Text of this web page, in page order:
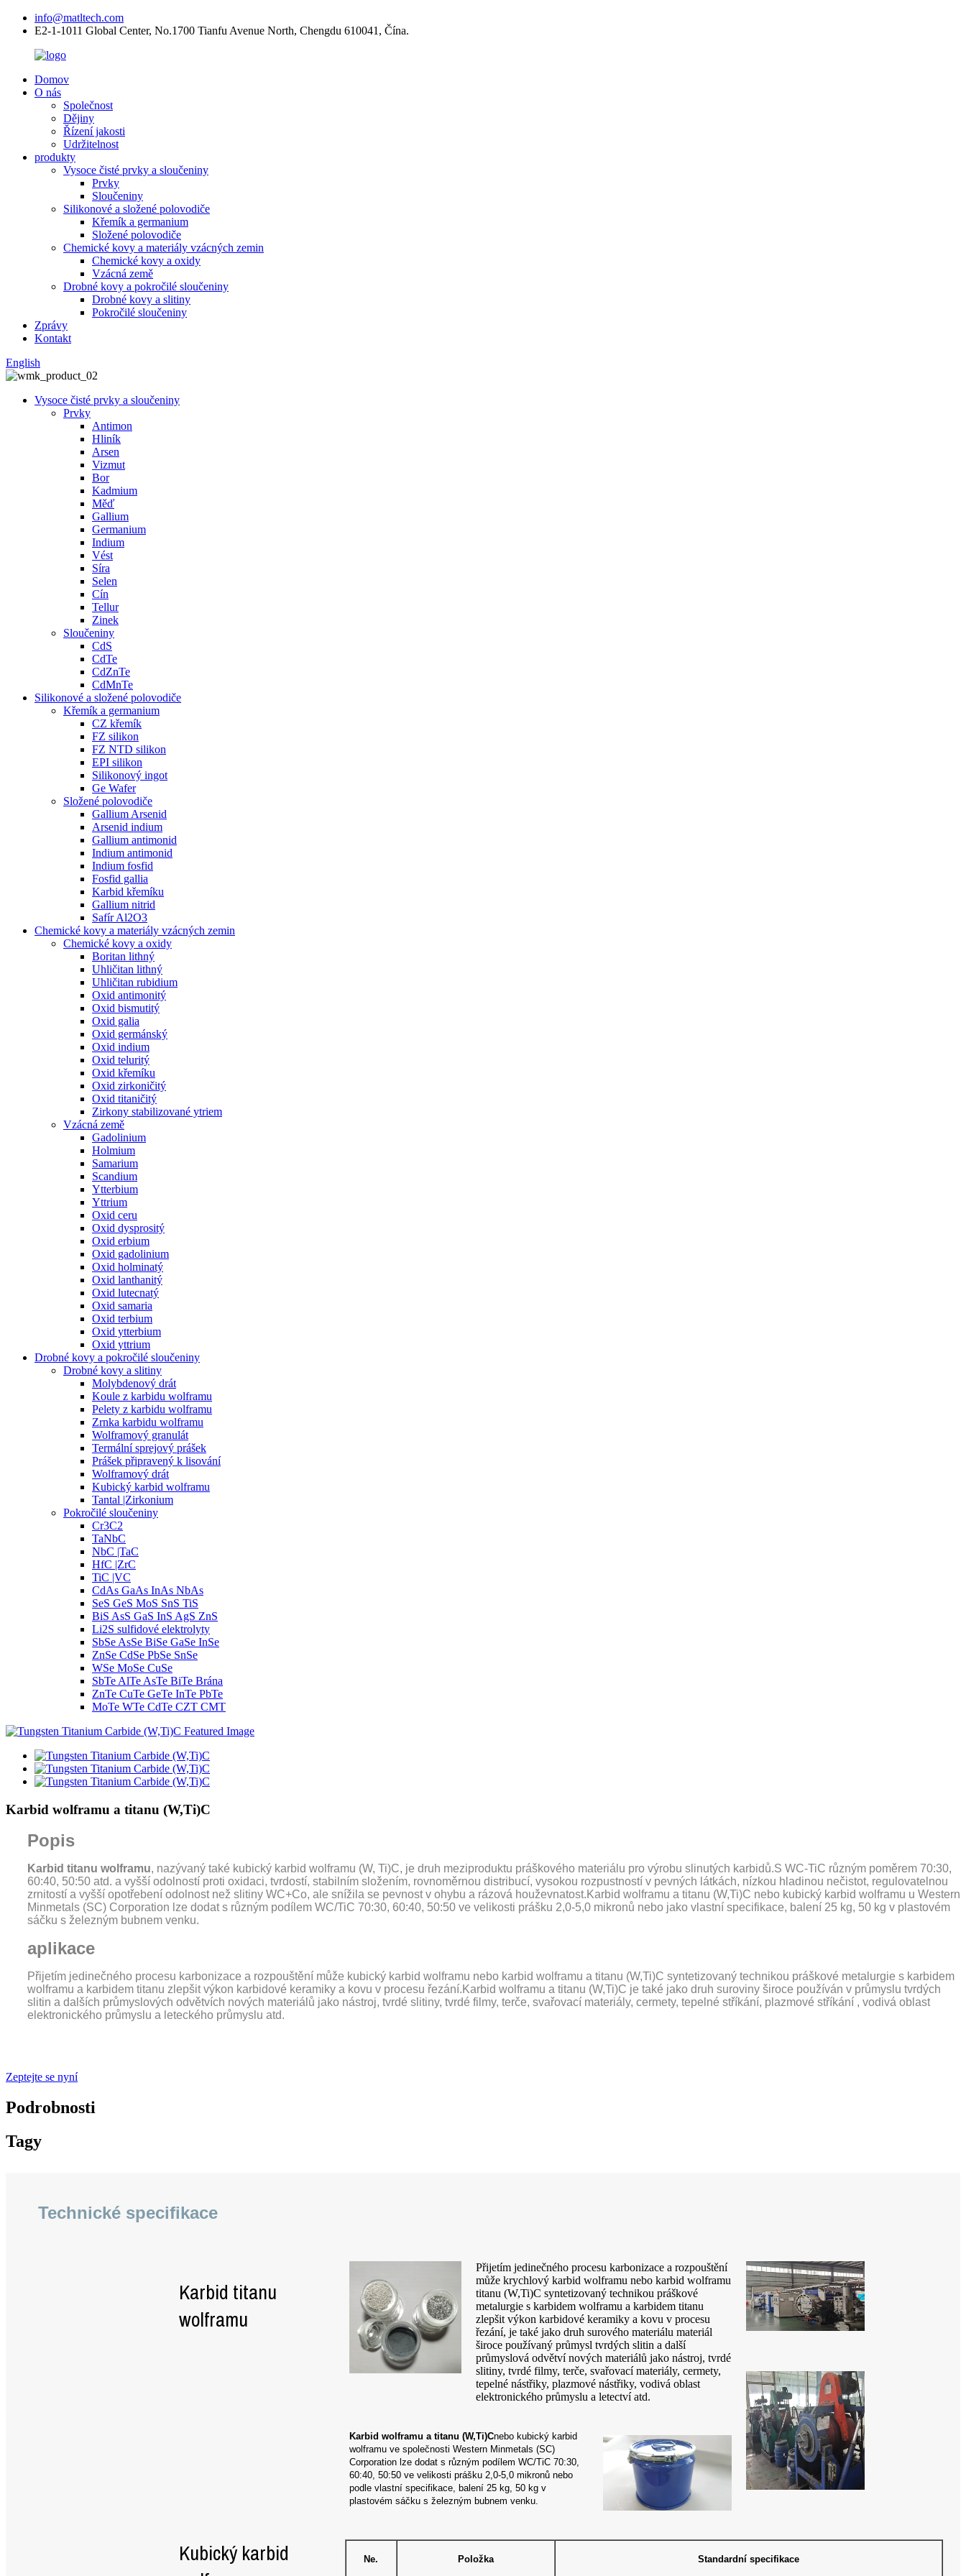
info@matltech.com
E2-1-1011 Global Center, No.1700 Tianfu Avenue North, Chengdu 610041, Čína.
Domov
O nás
Společnost
Dějiny
Řízení jakosti
Udržitelnost
produkty
Vysoce čisté prvky a sloučeniny
Prvky
Sloučeniny
Silikonové a složené polovodiče
Křemík a germanium
Složené polovodiče
Chemické kovy a materiály vzácných zemin
Chemické kovy a oxidy
Vzácná země
Drobné kovy a pokročilé sloučeniny
Drobné kovy a slitiny
Pokročilé sloučeniny
Zprávy
Kontakt
English
Vysoce čisté prvky a sloučeniny
Prvky
Antimon
Hliník
Arsen
Vizmut
Bor
Kadmium
Měď
Gallium
Germanium
Indium
Vést
Síra
Selen
Cín
Tellur
Zinek
Sloučeniny
CdS
CdTe
CdZnTe
CdMnTe
Silikonové a složené polovodiče
Křemík a germanium
CZ křemík
FZ silikon
FZ NTD silikon
EPI silikon
Silikonový ingot
Ge Wafer
Složené polovodiče
Gallium Arsenid
Arsenid indium
Gallium antimonid
Indium antimonid
Indium fosfid
Fosfid gallia
Karbid křemíku
Gallium nitrid
Safír Al2O3
Chemické kovy a materiály vzácných zemin
Chemické kovy a oxidy
Boritan lithný
Uhličitan lithný
Uhličitan rubidium
Oxid antimonitý
Oxid bismutitý
Oxid galia
Oxid germánský
Oxid indium
Oxid teluritý
Oxid křemíku
Oxid zirkoničitý
Oxid titaničitý
Zirkony stabilizované ytriem
Vzácná země
Gadolinium
Holmium
Samarium
Scandium
Ytterbium
Yttrium
Oxid ceru
Oxid dysprositý
Oxid erbium
Oxid gadolinium
Oxid holminatý
Oxid lanthanitý
Oxid lutecnatý
Oxid samaria
Oxid terbium
Oxid ytterbium
Oxid yttrium
Drobné kovy a pokročilé sloučeniny
Drobné kovy a slitiny
Molybdenový drát
Koule z karbidu wolframu
Pelety z karbidu wolframu
Zrnka karbidu wolframu
Wolframový granulát
Termální sprejový prášek
Prášek připravený k lisování
Wolframový drát
Kubický karbid wolframu
Tantal |Zirkonium
Pokročilé sloučeniny
Cr3C2
TaNbC
NbC |TaC
HfC |ZrC
TiC |VC
CdAs GaAs InAs NbAs
SeS GeS MoS SnS TiS
BiS AsS GaS InS AgS ZnS
Li2S sulfidové elektrolyty
SbSe AsSe BiSe GaSe InSe
ZnSe CdSe PbSe SnSe
WSe MoSe CuSe
SbTe AlTe AsTe BiTe Brána
ZnTe CuTe GeTe InTe PbTe
MoTe WTe CdTe CZT CMT
Karbid wolframu a titanu (W,Ti)C
Popis
Karbid titanu wolframu, nazývaný také kubický karbid wolframu (W, Ti)C, je druh meziproduktu práškového materiálu pro výrobu slinutých karbidů.S WC-TiC různým poměrem 70:30,
60:40, 50:50 atd. a vyšší odolností proti oxidaci, tvrdostí, stabilním složením, rovnoměrnou distribucí, vysokou rozpustností v pevných látkách, nízkou hladinou nečistot, regulovatelnou
zrnitostí a vyšší opotřebení odolnost než slitiny WC+Co, ale snížila se pevnost v ohybu a rázová houževnatost.Karbid wolframu a titanu (W,Ti)C nebo kubický karbid wolframu u Western
Minmetals (SC) Corporation lze dodat s různým podílem WC/TiC 70:30, 60:40, 50:50 ve velikosti prášku 2,0-5,0 mikronů nebo jako vlastní specifikace, balení 25 kg, 50 kg v plastovém
sáčku s železným bubnem venku.
aplikace
Přijetím jedinečného procesu karbonizace a rozpouštění může kubický karbid wolframu nebo karbid wolframu a titanu (W,Ti)C syntetizovaný technikou práškové metalurgie s karbidem
wolframu a karbidem titanu zlepšit výkon karbidové keramiky a kovu v procesu řezání.Karbid wolframu a titanu (W,Ti)C je také jako druh suroviny široce používán v průmyslu tvrdých
slitin a dalších průmyslových odvětvích nových materiálů jako nástroj, tvrdé slitiny, tvrdé filmy, terče, svařovací materiály, cermety, tepelné stříkání, plazmové stříkání , vodivá oblast
elektronického průmyslu a leteckého průmyslu atd.
Zeptejte se nyní
Podrobnosti
Tagy
Technické specifikace
Karbid titanu
wolframu
Přijetím jedinečného procesu karbonizace a rozpouštění
může krychlový karbid wolframu nebo karbid wolframu
titanu (W,Ti)C syntetizovaný technikou práškové
metalurgie s karbidem wolframu a karbidem titanu
zlepšit výkon karbidové keramiky a kovu v procesu
řezání, je také jako druh surového materiálu materiál
široce používaný průmysl tvrdých slitin a další
průmyslová odvětví nových materiálů jako nástroj, tvrdé
slitiny, tvrdé filmy, terče, svařovací materiály, cermety,
tepelné nástřiky, plazmové nástřiky, vodivá oblast
elektronického průmyslu a letectví atd.
Karbid wolframu a titanu (W,Ti)Cnebo kubický karbid
wolframu ve společnosti Western Minmetals (SC)
Corporation lze dodat s různým podílem WC/TiC 70:30,
60:40, 50:50 ve velikosti prášku 2,0-5,0 mikronů nebo
podle vlastní specifikace, balení 25 kg, 50 kg v
plastovém sáčku s železným bubnem venku.
Kubický karbid
Ne. Položka Standardní specifikace